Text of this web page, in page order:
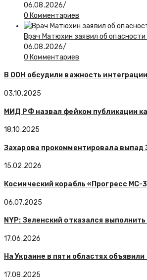
06.08.2026/
0 Комментариев
Врач Матюхин заявил об
06.08.2026/
0 Комментариев
В ООН обсудили важность
03.10.2025
МИД РФ назвал фейком публикации
18.10.2025
Захарова прокомментировала выпад
15.02.2026
Космический корабль «Прогресс МС-
06.07.2025
NYP: Зеленский отказался
17.06.2026
На Украине в пяти областях
17.08.2025